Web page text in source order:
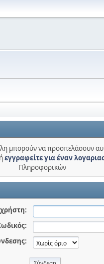
μπορούν να προσπελάσουν
εγγραφείτε για έναν
Πληροφορικών